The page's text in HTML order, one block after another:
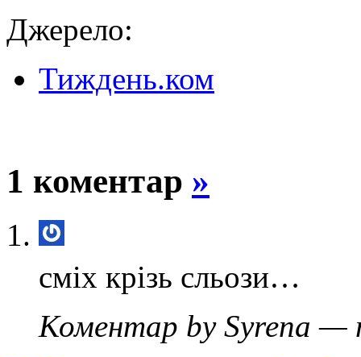
Джерело:
Тиждень.ком
1 коментар »
сміх крізь сльози…
Коментар by Syrena —